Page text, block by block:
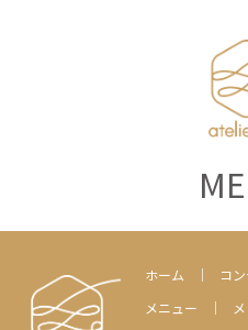
ホーム コ
メニュー